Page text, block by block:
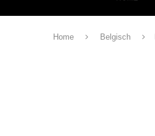
Home Belgisch